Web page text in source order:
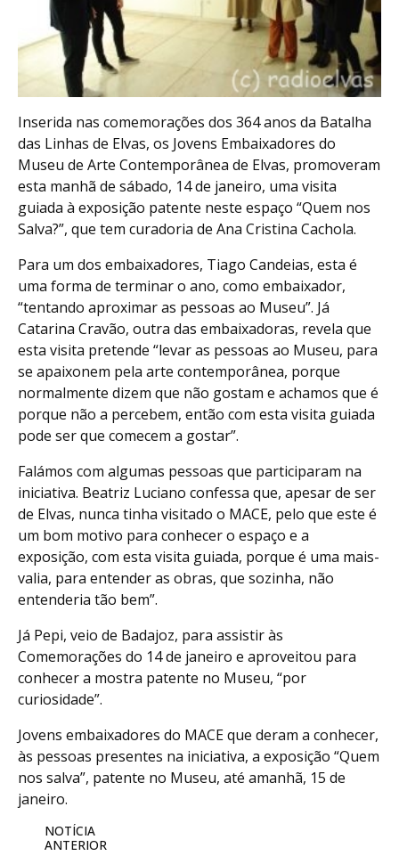
Inserida nas comemorações dos 364 anos da Batalha
das Linhas de Elvas, os Jovens Embaixadores do
Museu de Arte Contemporânea de Elvas, promoveram
esta manhã de sábado, 14 de janeiro, uma visita
guiada à exposição patente neste espaço “Quem nos
Salva?”, que tem curadoria de Ana Cristina Cachola.
Para um dos embaixadores, Tiago Candeias, esta é
uma forma de terminar o ano, como embaixador,
“tentando aproximar as pessoas ao Museu”. Já
Catarina Cravão, outra das embaixadoras, revela que
esta visita pretende “levar as pessoas ao Museu, para
se apaixonem pela arte contemporânea, porque
normalmente dizem que não gostam e achamos que é
porque não a percebem, então com esta visita guiada
pode ser que comecem a gostar”.
Falámos com algumas pessoas que participaram na
iniciativa. Beatriz Luciano confessa que, apesar de ser
de Elvas, nunca tinha visitado o MACE, pelo que este é
um bom motivo para conhecer o espaço e a
exposição, com esta visita guiada, porque é uma mais-
valia, para entender as obras, que sozinha, não
entenderia tão bem”.
Já Pepi, veio de Badajoz, para assistir às
Comemorações do 14 de janeiro e aproveitou para
conhecer a mostra patente no Museu, “por
curiosidade”.
Jovens embaixadores do MACE que deram a conhecer,
às pessoas presentes na iniciativa, a exposição “Quem
nos salva”, patente no Museu, até amanhã, 15 de
janeiro.
NOTÍCIA
ANTERIOR